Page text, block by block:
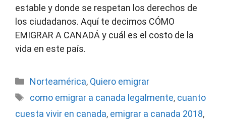
estable y donde se respetan los derechos de
los ciudadanos. Aquí te decimos CÓMO
EMIGRAR A CANADÁ y cuál es el costo de la
vida en este país.
Categorías
Norteamérica, Quiero emigrar
Etiquetas
como emigrar a canada legalmente, cuanto
cuesta vivir en canada, emigrar a canada 2018,